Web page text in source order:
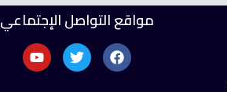
مواقع التواصل الإجتماعي